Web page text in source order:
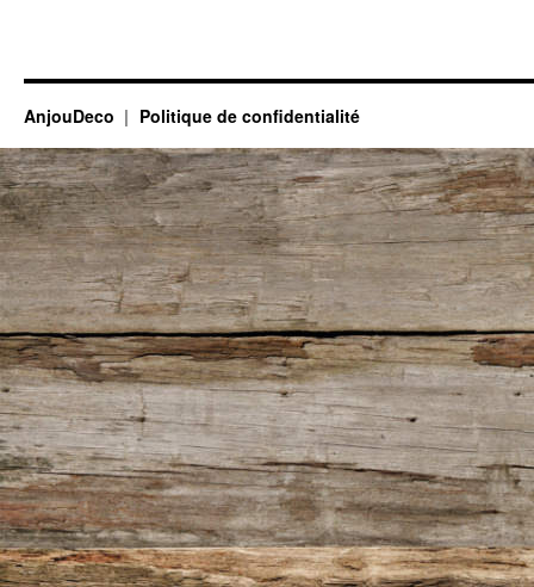
AnjouDeco Politique de confidentialité